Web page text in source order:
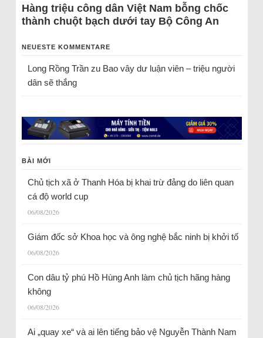
Hàng triệu công dân Việt Nam bỗng chốc
thành chuột bạch dưới tay Bộ Công An
NEUESTE KOMMENTARE
Long Rồng Trầnzu Bao vây dư luận viên – triệu người
dân sẽ thắng
BÀI MỚI
Chủ tịch xã ở Thanh Hóa bị khai trừ đảng do liên quan
cá độ world cup
06/08/2026
Giám đốc sở Khoa học và ông nghệ bắc ninh bị khởi tố
06/08/2026
Con dâu tỷ phú Hồ Hùng Anh làm chủ tịch hãng hàng
không
06/08/2026
Ai „quay xe“ và ai lên tiếng bảo vệ Nguyễn Thành Nam